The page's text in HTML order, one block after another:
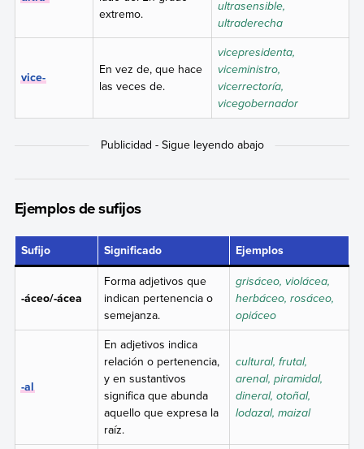
extremo.
ultrasensible,
ultraderecha
vice-
En vez de, que hace
las veces de.
vicepresidenta,
viceministro,
vicerrectoría,
vicegobernador
Ejemplos de sufijos
Sufijo Significado Ejemplos
-áceo/-ácea
Forma adjetivos que
indican pertenencia o
semejanza.
grisáceo, violácea,
herbáceo, rosáceo,
opiáceo
-al
En adjetivos indica
relación o pertenencia,
y en sustantivos
significa que abunda
aquello que expresa la
raíz.
cultural, frutal,
arenal, piramidal,
dineral, otoñal,
lodazal, maizal